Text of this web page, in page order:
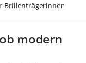
modern